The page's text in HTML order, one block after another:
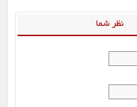
نظر شما